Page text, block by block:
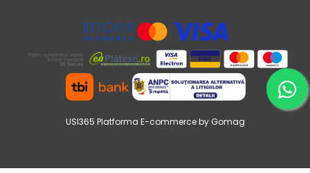
USI365 Platforma E-commerce by Gomag